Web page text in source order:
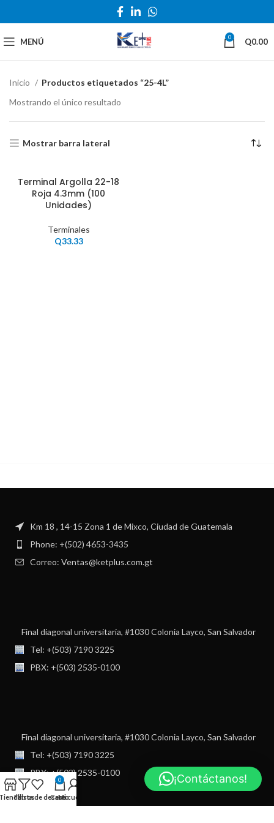
MENÚ 0 Q0.00
Inicio
Productos etiquetados “25-4L”
Mostrando el único resultado
Mostrar barra lateral
Terminal Argolla 22-18
Roja 4.3mm (100
Unidades)
Terminales
Q33.33
Km 18 , 14-15 Zona 1 de Mixco, Ciudad de Guatemala
Phone: +(502) 4653-3435
Correo: Ventas@ketplus.com.gt
Final diagonal universitaria, #1030 Colonia Layco, San Salvador
Tel: +(503) 7190 3225
PBX: +(503) 2535-0100
Final diagonal universitaria, #1030 Colonia Layco, San Salvador
Tel: +(503) 7190 3225
PBX: +(503) 2535-0100
Filtros
Lista de deseos
0
Carro
Mi cuenta
¡Contáctanos!